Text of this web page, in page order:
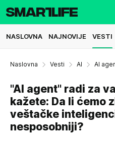
NASLOVNA NAJNOVIJE VESTI
Naslovna Vesti AI AI
"AI agent" radi za
kažete: Da li ćemo
veštačke
nesposobniji?